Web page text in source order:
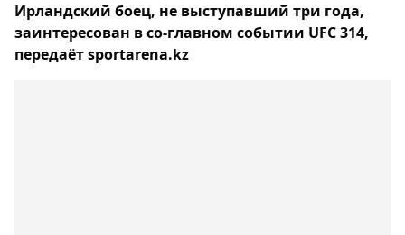
Ирландский боец, не выступавший три года,
заинтересован в со-главном событии UFC 314,
передаёт sportarena.kz